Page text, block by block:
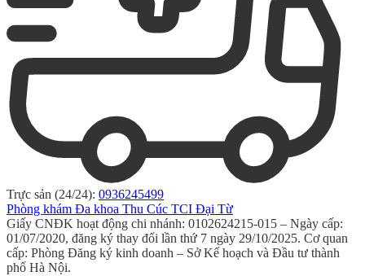
Trực sản (24/24): 0936245499
Phòng khám Đa khoa Thu Cúc TCI Đại Từ
Giấy CNĐK hoạt động chi nhánh: 0102624215-015 – Ngày cấp:
01/07/2020, đăng ký thay đổi lần thứ 7 ngày 29/10/2025. Cơ quan
cấp: Phòng Đăng ký kinh doanh – Sở Kế hoạch và Đầu tư thành
phố Hà Nội.